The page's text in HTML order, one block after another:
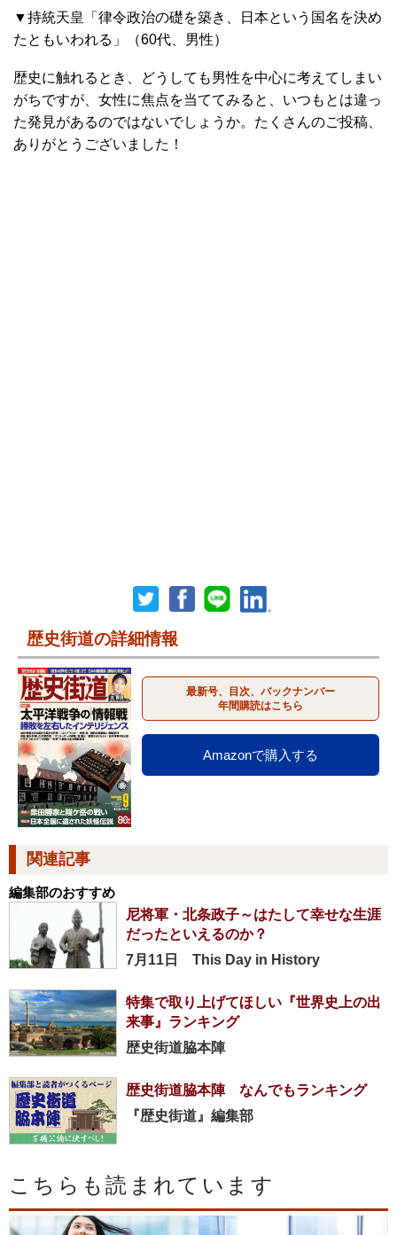
▼持統天皇「律令政治の礎を築き、日本という国名を決め
たともいわれる」（60代、男性）
歴史に触れるとき、どうしても男性を中心に考えてしまい
がちですが、女性に焦点を当ててみると、いつもとは違っ
た発見があるのではないでしょうか。たくさんのご投稿、
ありがとうございました！
歴史街道の詳細情報
最新号、目次、バックナンバー
年間購読はこちら
Amazonで購入する
関連記事
編集部のおすすめ
尼将軍・北条政子～はたして幸せな生涯
だったといえるのか？
7月11日 This Day in History
特集で取り上げてほしい『世界史上の出
来事』ランキング
歴史街道脇本陣
歴史街道脇本陣 なんでもランキング
『歴史街道』編集部
こちらも読まれています